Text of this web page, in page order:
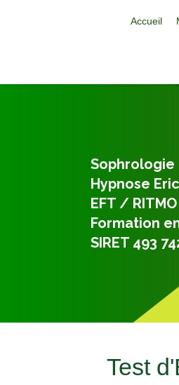
Accueil
Sophrologie
Hypnose
EFT /
Formation
SIRET 493
Test